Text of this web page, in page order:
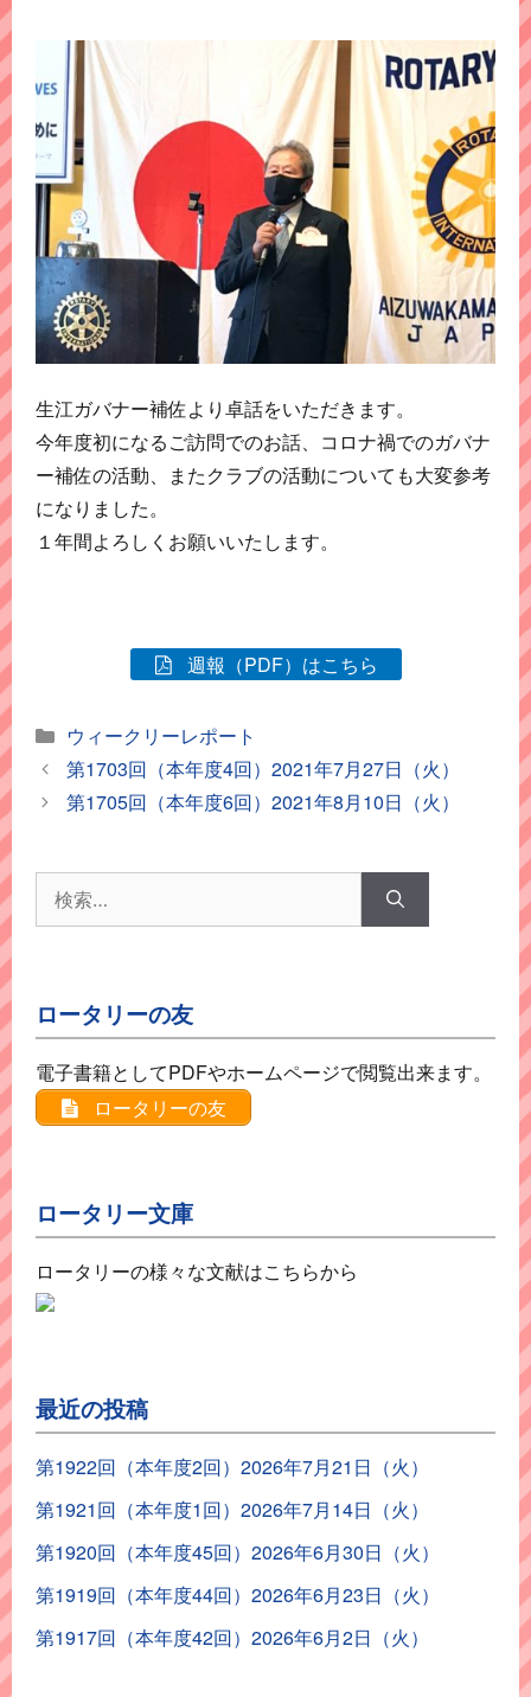
生江ガバナー補佐より卓話をいただきます。
今年度初になるご訪問でのお話、コロナ禍でのガバナ
ー補佐の活動、またクラブの活動についても大変参考
になりました。
１年間よろしくお願いいたします。
週報（PDF）はこちら
カ
テ
ゴ
リ
ウィークリーレポート
第1703回（本年度4回）2021年7月27日（火）
第1705回（本年度6回）2021年8月10日（火）
索:
ロータリーの友
電子書籍としてPDFやホームページで閲覧出来ます。
ロータリーの友
ロータリー文庫
ロータリーの様々な文献はこちらから
最近の投稿
第1922回（本年度2回）2026年7月21日（火）
第1921回（本年度1回）2026年7月14日（火）
第1920回（本年度45回）2026年6月30日（火）
第1919回（本年度44回）2026年6月23日（火）
第1917回（本年度42回）2026年6月2日（火）